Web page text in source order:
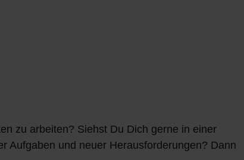
zu arbeiten? Siehst Du Dich gerne in einer
Aufgaben und neuer Herausforderungen? Dann